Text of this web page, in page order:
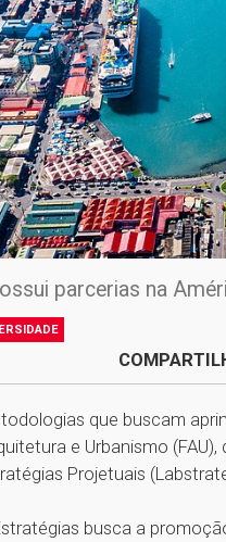
parcerias na
que buscam
e Urbanismo
Projetuais
busca a